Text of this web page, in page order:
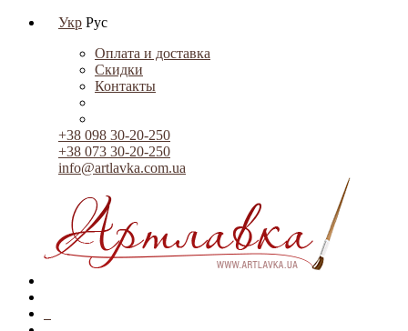
Укр Рус
Оплата и доставка
Скидки
Контакты
+38 098 30-20-250
+38 073 30-20-250
info@artlavka.com.ua